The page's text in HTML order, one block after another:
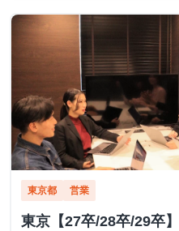
東京都 営業
東京【27卒/28卒/29卒